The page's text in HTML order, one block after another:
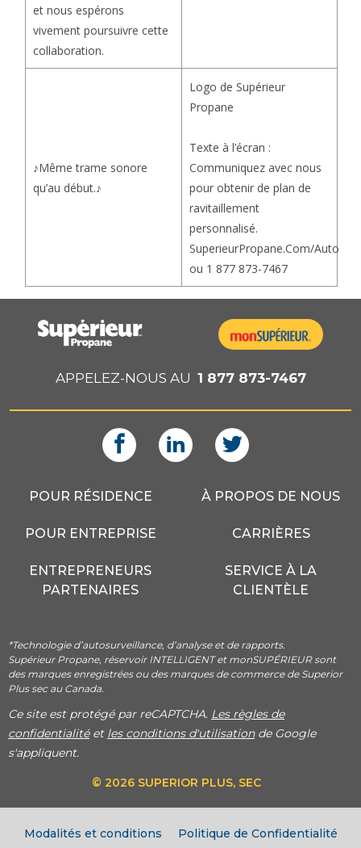
et nous espérons
vivement poursuivre cette
collaboration.
♪Même trame sonore
qu’au début.♪
Logo de Supérieur
Propane
Texte à l’écran :
Communiquez avec nous
pour obtenir de plan de
ravitaillement
personnalisé.
SuperieurPropane.Com/Auto
ou 1 877 873-7467
APPELEZ-NOUS AU 1 877 873-7467
POUR RÉSIDENCE
POUR ENTREPRISE
ENTREPRENEURS
PARTENAIRES
À PROPOS DE NOUS
CARRIÈRES
SERVICE À LA
CLIENTÈLE
*Technologie d’autosurveillance, d’analyse et de rapports.
Supérieur Propane, réservoir INTELLIGENT et monSUPÉRIEUR sont
des marques enregistrées ou des marques de commerce de Superior
Plus sec au Canada.
Ce site est protégé par reCAPTCHA. Les règles de
confidentialitéet les conditions d'utilisationde Google
s'appliquent.
© 2026 SUPERIOR PLUS, SEC
Modalités et conditions
Politique de Confidentialité